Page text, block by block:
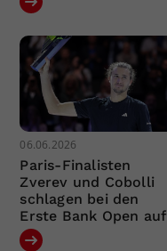
06.06.2026
Paris-Finalisten
Zverev und Cobolli
schlagen bei den
Erste Bank Open auf